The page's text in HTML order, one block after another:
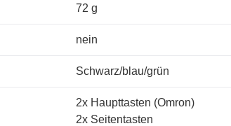
72 g
nein
Schwarz/blau/grün
2x Haupttasten (Omron)
2x Seitentasten